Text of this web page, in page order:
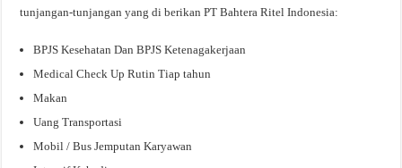
tunjangan-tunjangan yang di berikan PT Bahtera Ritel Indonesia:
BPJS Kesehatan Dan BPJS Ketenagakerjaan
Medical Check Up Rutin Tiap tahun
Makan
Uang Transportasi
Mobil / Bus Jemputan Karyawan